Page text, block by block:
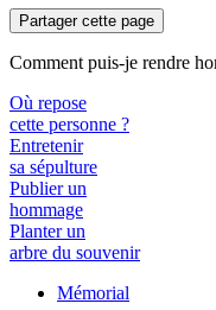
Partager cette page
Comment puis-je rendre
Où repose
cette personne ?
Entretenir
sa sépulture
Publier un
hommage
Planter un
arbre du souvenir
Mémorial